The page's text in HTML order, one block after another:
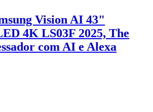
Vision AI 43"
4K LS03F 2025, The
com AI e Alexa